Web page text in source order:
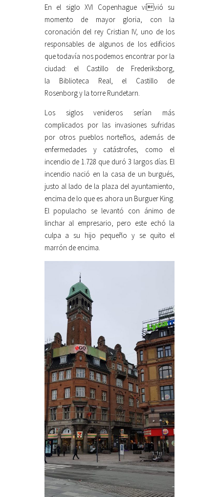
En el siglo XVI Copenhague vívió su
momento de mayor gloria, con la
coronación del rey Cristian IV, uno de los
responsables de algunos de los edificios
que todavía nos podemos encontrar por la
ciudad: el Castillo de Frederiksborg,
la Biblioteca Real, el Castillo de
Rosenborg y la torre Rundetarn.
Los siglos venideros serían más
complicados por las invasiones sufridas
por otros pueblos norteños, además de
enfermedades y catástrofes, como el
incendio de 1.728 que duró 3 largos días. El
incendio nació en la casa de un burgués,
justo al lado de la plaza del ayuntamiento,
encima de lo que es ahora un Burguer King.
El populacho se levantó con ánimo de
linchar al empresario, pero este echó la
culpa a su hijo pequeño y se quito el
marrón de encima.